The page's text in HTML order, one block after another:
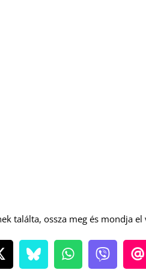
találta, ossza meg és mondja el